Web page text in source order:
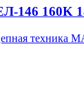
146 160K
техника